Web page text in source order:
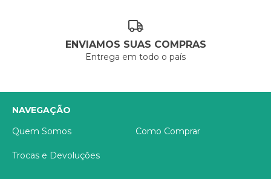
ENVIAMOS SUAS COMPRAS
Entrega em todo o país
NAVEGAÇÃO
Quem Somos
Como Comprar
Trocas e Devoluções